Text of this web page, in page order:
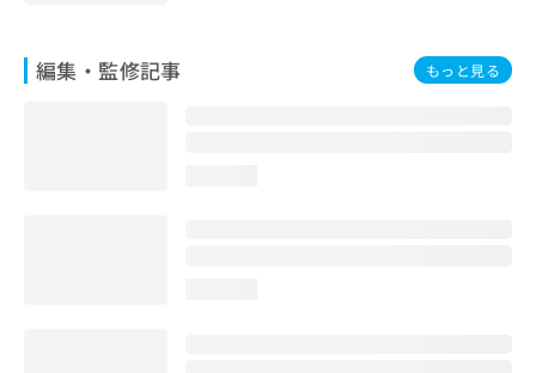
編集・監修記事 もっと見る